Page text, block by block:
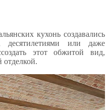
кухонь создавались
десятилетиями или даже
этот обжитой вид,